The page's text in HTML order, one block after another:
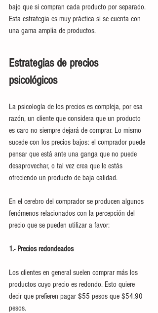
bajo que si compran cada producto por separado.
Esta estrategia es muy práctica si se cuenta con
una gama amplia de productos.
Estrategias de precios
psicológicos
La psicología de los precios es compleja, por esa
razón, un cliente que considera que un producto
es caro no siempre dejará de comprar. Lo mismo
sucede con los precios bajos: el comprador puede
pensar que está ante una ganga que no puede
desaprovechar, o tal vez crea que le estás
ofreciendo un producto de baja calidad.
En el cerebro del comprador se producen algunos
fenómenos relacionados con la percepción del
precio que se pueden utilizar a favor:
1.- Precios redondeados
Los clientes en general suelen comprar más los
productos cuyo precio es redondo. Esto quiere
decir que prefieren pagar $55 pesos que $54.90
pesos.